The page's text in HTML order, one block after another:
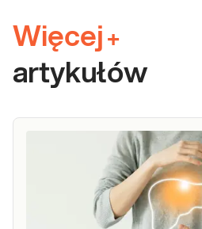
Więcej +
artykułów